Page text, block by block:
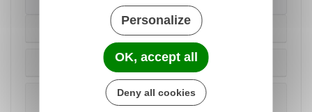
En cas de location du lot de copropriété
En cas de démembrement de propriété du
Personalize
OK, accept all
Deny all cookies